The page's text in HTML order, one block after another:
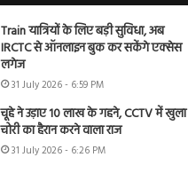
Train यात्रियों के लिए बड़ी सुविधा, अब
IRCTC से ऑनलाइन बुक कर सकेंगे एक्सेस
लगेज
31 July 2026 - 6:59 PM
चूहे ने उड़ाए 10 लाख के गहने, CCTV में खुला
चोरी का हैरान करने वाला राज
31 July 2026 - 6:26 PM